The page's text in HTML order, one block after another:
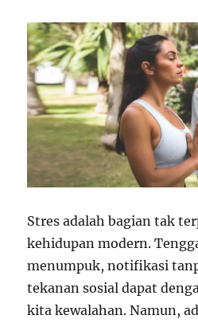
Stres adalah bagian tak
kehidupan modern.
menumpuk, notifikasi
tekanan sosial dapat
kita kewalahan. Namun,